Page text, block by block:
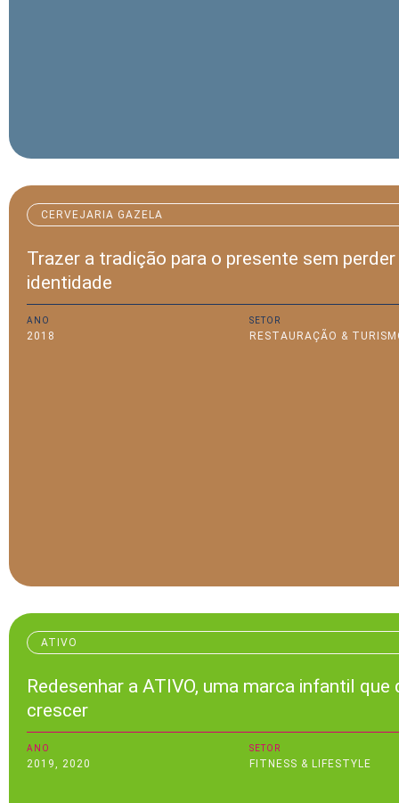
CERVEJARIA GAZELA
Trazer a tradição para o presente sem perder
identidade
ANO
2018
SETOR
RESTAURAÇÃO &
ATIVO
Redesenhar a ATIVO, uma marca infantil que
crescer
ANO
2019, 2020
SETOR
FITNESS & LIFESTYLE